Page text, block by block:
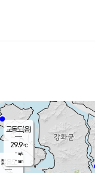
볼음도
교동도(음)
29.9℃
-m/s
-mm